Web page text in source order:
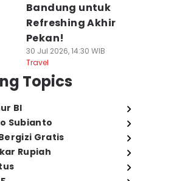
Bandung untuk
Refreshing Akhir
Pekan!
30 Jul 2026, 14:30 WIB
Travel
Topics
BI
Subianto
Gratis
Rupiah